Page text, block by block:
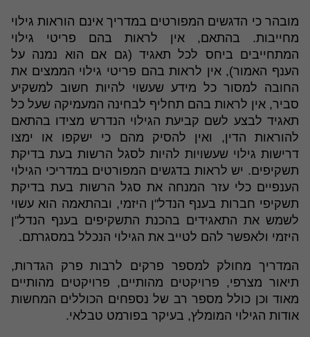
מובהר כי הדגשים המפורטים במדריך אינם הוראות גילוי
מחייבות. בהתאם, אין לראות בהם פריטי גילוי
המתחייבים ביחס לכל תאגיד (גם אם הוא נמנה על
הענף האמור), אין לראות בהם פריטי גילוי הממצים את
החובה למסור כל מידע שעשוי להיות חשוב למשקיע
סביר, אין לראות בהם תחליף לבחינה המעמיקה שעל כל
תאגיד לבצע לשם קביעת הגילוי הנדרש מצידו בהתאם
להוראות הדין, ואין להסיק מהם כי ישקפו או ימצו
דרישות גילוי שעשויות להיות לסגל הרשות בעת בדיקת
תשקיפים. יש לראות בדגשים המפורטים במדריכי הגילוי
הענפיים כלי עזר המנחה את סגל הרשות בעת בדיקת
תשקיפי חברות בענף הנדל"ן היזמי, ובהתאמה הוא עשוי
לשמש את התאגידים בהכנת התשקיפים בענף הנדל"ן
היזמי ולאפשר להם לטייב את הגילוי הנכלל במסגרתם.
המדריך מחולק למספר פרקים לרבות פרק הגדרות,
תיאור מצרפי, פרויקטים מהותיים, פרויקטים מהותיים
מאוד וכן כולל מספר רב של נספחים הכוללים המחשות
אודות הגילוי המומלץ, בעיקר בפורמט טבלאי.